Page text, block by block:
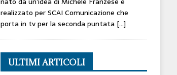
realizzato per SCAI Comunicazione che
porta in tv per la seconda puntata […]
ULTIMI ARTICOLI